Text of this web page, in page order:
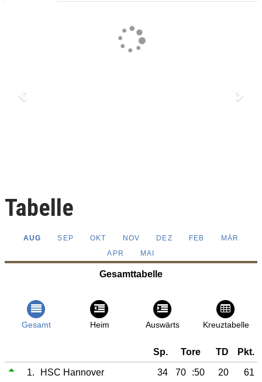
Tabelle
AUG SEP OKT NOV DEZ FEB
MÄR
APR
MAI
Gesamttabelle
Gesamt Heim Auswärts Kreuztabelle
Sp. Tore TD Pkt.
1. HSC Hannover 34 70 :50 20
61